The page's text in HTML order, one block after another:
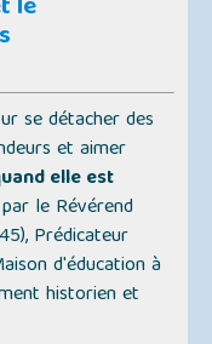
le
se détacher des
et aimer
elle est
le Révérend
Prédicateur
d'éducation à
historien et